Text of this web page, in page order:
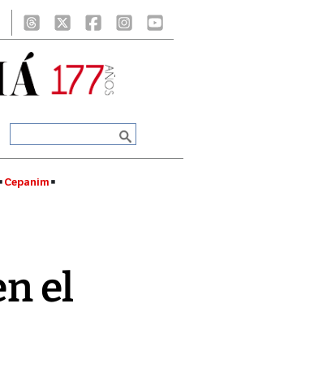
Cepanim
el